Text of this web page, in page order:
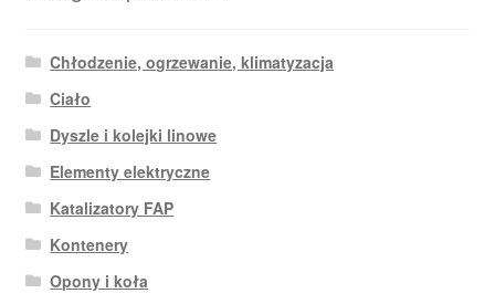
Chłodzenie, ogrzewanie, klimatyzacja
Ciało
Dyszle i kolejki linowe
Elementy elektryczne
Katalizatory FAP
Kontenery
Opony i koła